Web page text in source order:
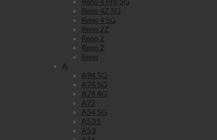
Reno 4Z 5G
Reno 4 5G
Reno 2Z
Reno 2
Reno Z
Reno
A
A94 5G
A74 5G
A74 4G
A72
A54 5G
A53 S
A53